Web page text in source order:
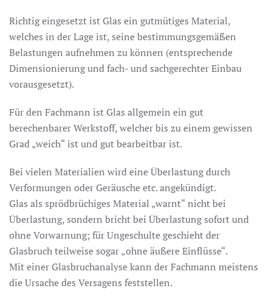
Richtig eingesetzt ist Glas ein gutmütiges Material,
welches in der Lage ist, seine bestimmungsgemäßen
Belastungen aufnehmen zu können (entsprechende
Dimensionierung und fach- und sachgerechter Einbau
vorausgesetzt).
Für den Fachmann ist Glas allgemein ein gut
berechenbarer Werkstoff, welcher bis zu einem gewissen
Grad „weich“ ist und gut bearbeitbar ist.
Bei vielen Materialien wird eine Überlastung durch
Verformungen oder Geräusche etc. angekündigt.
Glas als sprödbrüchiges Material „warnt“ nicht bei
Überlastung, sondern bricht bei Überlastung sofort und
ohne Vorwarnung; für Ungeschulte geschieht der
Glasbruch teilweise sogar „ohne äußere Einflüsse“.
Mit einer Glasbruchanalyse kann der Fachmann meistens
die Ursache des Versagens feststellen.